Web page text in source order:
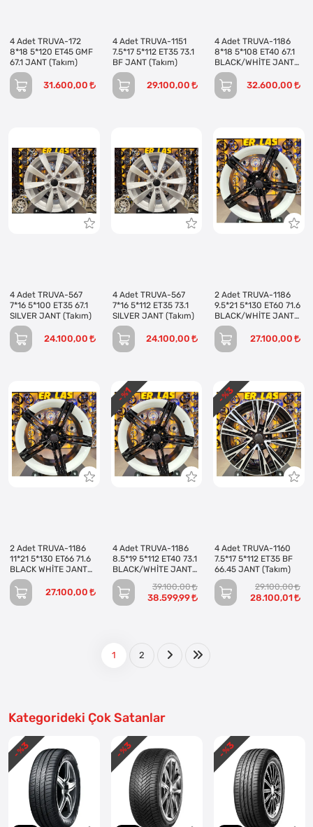
4 Adet TRUVA-172
8*18 5*120 ET45 GMF
67.1 JANT (Takım)
31.600,00
4 Adet TRUVA-1151
7.5*17 5*112 ET35 73.1
BF JANT (Takım)
29.100,00
4 Adet TRUVA-1186
8*18 5*108 ET40 67.1
BLACK/WHİTE JANT
(Takım)
32.600,00
4 Adet TRUVA-567
7*16 5*100 ET35 67.1
SILVER JANT (Takım)
24.100,00
4 Adet TRUVA-567
7*16 5*112 ET35 73.1
SILVER JANT (Takım)
24.100,00
2 Adet TRUVA-1186
9.5*21 5*130 ET60 71.6
BLACK/WHİTE JANT
(Takım)
27.100,00
2 Adet TRUVA-1186
11*21 5*130 ET66 71.6
BLACK WHİTE JANT
(Takım)
27.100,00
4 Adet TRUVA-1186
8.5*19 5*112 ET40 73.1
BLACK/WHİTE JANT
(Takım)
39.100,00
38.599,99
- %
1
4 Adet TRUVA-1160
7.5*17 5*112 ET35 BF
66.45 JANT (Takım)
29.100,00
28.100,01
- %
3
1 2
Kategorideki Çok Satanlar
- %
3 - %
3 - %
3